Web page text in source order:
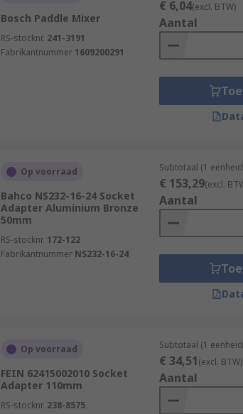
Bosch Paddle Mixer
RS-stocknr. 241-3191
Fabrikantnummer 1609200291
€ 6,04(excl. BTW)
Aantal
Op voorraad
Bahco NS232-16-24 Socket
Adapter Aluminium Bronze
50mm
RS-stocknr. 172-122
Fabrikantnummer NS232-16-24
Subtotaal (1
€ 153,29(excl.
Aantal
Op voorraad
FEIN 62415002010 Socket
Adapter 110mm
RS-stocknr. 238-8575
Subtotaal (1
€ 34,51(excl. BTW)
Aantal